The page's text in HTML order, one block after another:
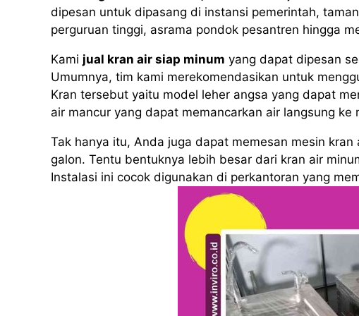
dipesan untuk dipasang di instansi pemerintah,
perguruan tinggi, asrama pondok pesantren hingga
Kami jual kran air siap minum yang dapat dipesan
Umumnya, tim kami merekomendasikan untuk
Kran tersebut yaitu model leher angsa yang dapat
air mancur yang dapat memancarkan air langsung ke
Tak hanya itu, Anda juga dapat memesan mesin
galon. Tentu bentuknya lebih besar dari kran air
Instalasi ini cocok digunakan di perkantoran yang